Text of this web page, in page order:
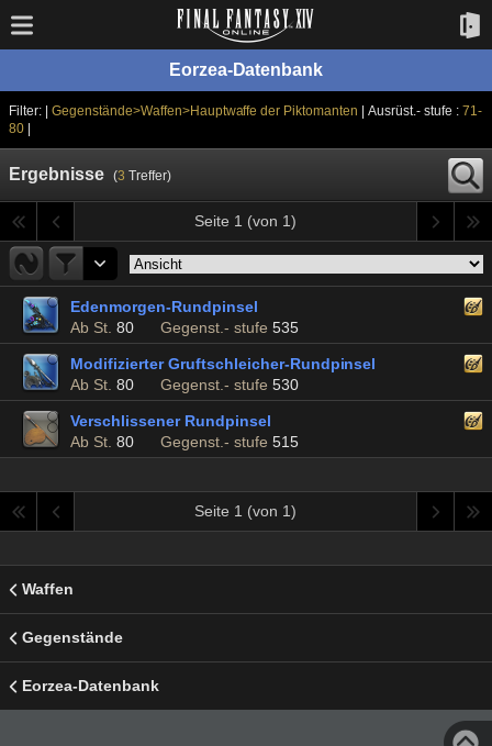
Eorzea-Datenbank
Filter: | Gegenstände>Waffen>Hauptwaffe der Piktomanten | Ausrüst.- stufe : 71-
80|
Ergebnisse (3 Treffer)
Seite 1 (von 1)
Edenmorgen-Rundpinsel
Ab St. 80 Gegenst.- stufe 535
Modifizierter Gruftschleicher-Rundpinsel
Ab St. 80 Gegenst.- stufe 530
Verschlissener Rundpinsel
Ab St. 80 Gegenst.- stufe 515
Seite 1 (von 1)
Waffen
Gegenstände
Eorzea-Datenbank